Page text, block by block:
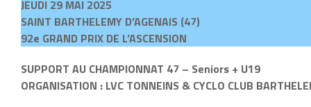
JEUDI 29 MAI 2025
SAINT BARTHELEMY D’AGENAIS (47)
92e GRAND PRIX DE L’ASCENSION
SUPPORT AU CHAMPIONNAT 47 – Seniors + U19
ORGANISATION : LVC TONNEINS & CYCLO CLUB